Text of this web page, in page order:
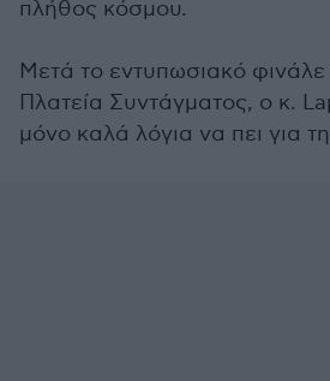
πλήθος κόσμου.
Mετά το εντυπωσιακό
Πλατεία Συντάγματος, ο κ.
μόνο καλά λόγια να πει για